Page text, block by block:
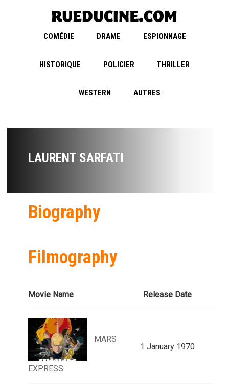
COMÉDIE DRAME ESPIONNAGE
HISTORIQUE POLICIER THRILLER
WESTERN AUTRES
LAURENT SARFATI
Biography
Filmography
Movie Name Release Date
MARS
EXPRESS
1 January 1970